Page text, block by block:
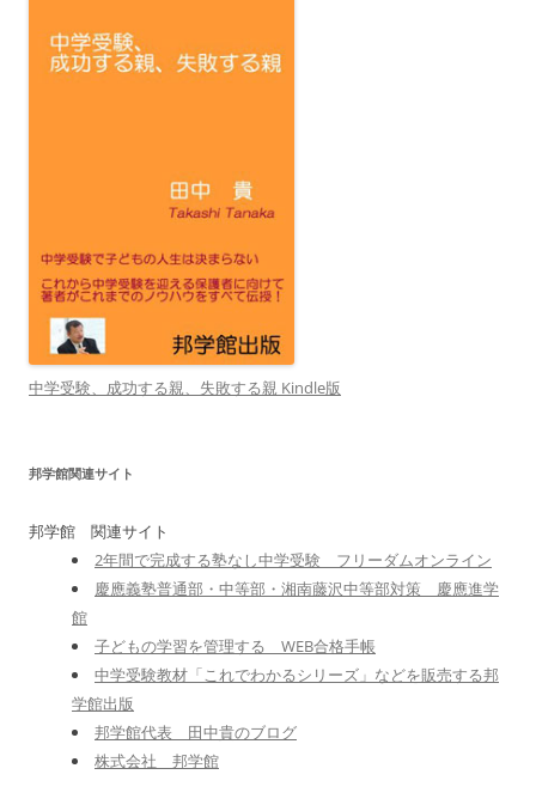
中学受験、成功する親、失敗する親 Kindle版
邦学館関連サイト
邦学館 関連サイト
2年間で完成する塾なし中学受験 フリーダムオンライン
慶應義塾普通部・中等部・湘南藤沢中等部対策 慶應進学
館
子どもの学習を管理する WEB合格手帳
中学受験教材「これでわかるシリーズ」などを販売する邦
学館出版
邦学館代表 田中貴のブログ
株式会社 邦学館